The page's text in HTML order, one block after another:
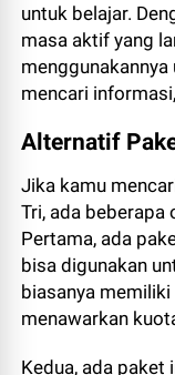
untuk belajar.
masa aktif yang
mencari
Alternatif
Jika kamu
Tri, ada
Pertama, ada
bisa digunakan
biasanya
menawarkan
Kedua, ada